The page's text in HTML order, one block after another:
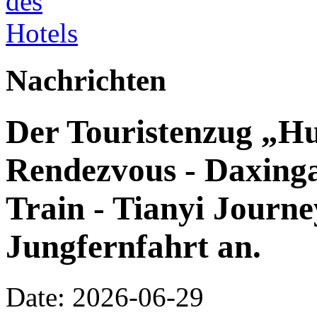
Nachrichten
Der Touristenzug
Rendezvous -
Train - Tianyi
Jungfernfahrt an.
Date: 2026-06-29